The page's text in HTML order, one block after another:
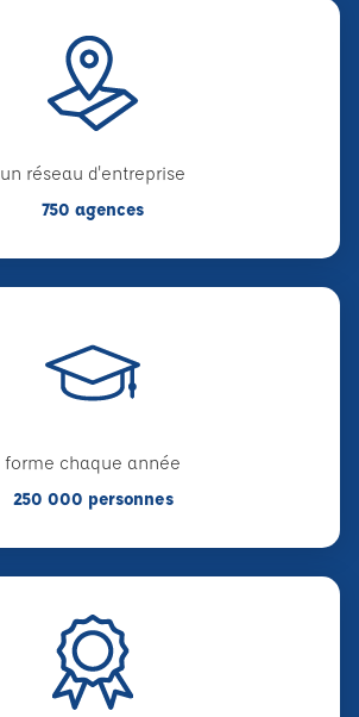
un réseau d'entreprise
750 agences
forme chaque année
250 000 personnes